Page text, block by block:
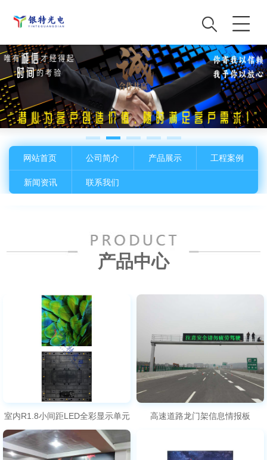
网站首页 公司简介 产品展示 工程案例
新闻资讯 联系我们
产品中心
室内R1.8小间距LED全彩显示单元 高速道路龙门架信息情报板